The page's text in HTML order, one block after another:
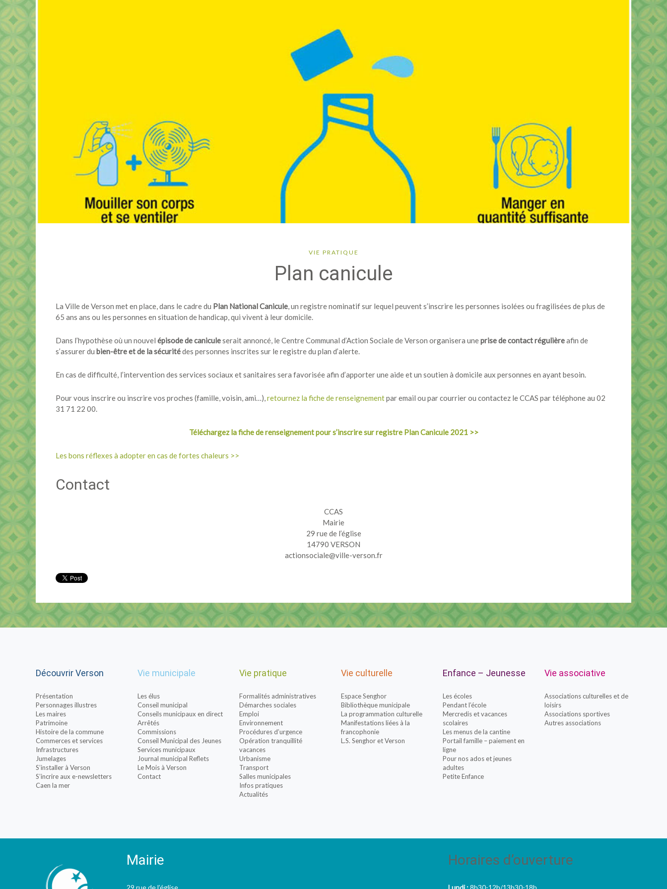
VIE PRATIQUE
Plan canicule
La Ville de Verson met en place, dans le cadre du Plan National Canicule, un registre nominatif sur lequel peuvent s’inscrire les personnes isolées ou fragilisées de plus de
65 ans ans ou les personnes en situation de handicap, qui vivent à leur domicile.
Dans l’hypothèse où un nouvel épisode de caniculeserait annoncé, le Centre Communal d’Action Sociale de Verson organisera uneprise de contact régulièreafin de
s’assurer du bien-être et de la sécuritédes personnes inscrites sur le registre du plan d’alerte.
En cas de difficulté, l’intervention des services sociaux et sanitaires sera favorisée afin d’apporter une aide et un soutien à domicile aux personnes en ayant besoin.
Pour vous inscrire ou inscrire vos proches (famille, voisin, ami…),retournez la fiche de renseignementpar email ou par courrier ou contactez le CCAS par téléphone au 02
31 71 22 00.
Téléchargez la fiche de renseignement pour s’inscrire sur registre Plan Canicule 2021 >>
Les bons réflexes à adopter en cas de fortes chaleurs >>
Contact
CCAS
Mairie
29 rue de l’église
14790 VERSON
actionsociale@ville-verson.fr
Découvrir Verson
Présentation
Personnages illustres
Les maires
Patrimoine
Histoire de la commune
Commerces et services
Infrastructures
Jumelages
S’installer à Verson
S’incrire aux e-newsletters
Caen la mer
Vie municipale
Les élus
Conseil municipal
Conseils municipaux en direct
Arrêtés
Commissions
Conseil Municipal des Jeunes
Services municipaux
Journal municipal Reflets
Le Mois à Verson
Contact
Vie pratique
Formalités administratives
Démarches sociales
Emploi
Environnement
Procédures d’urgence
Opération tranquillité
vacances
Urbanisme
Transport
Salles municipales
Infos pratiques
Actualités
Vie culturelle
Espace Senghor
Bibliothèque municipale
La programmation culturelle
Manifestations liées à la
francophonie
L.S. Senghor et Verson
Enfance – Jeunesse
Les écoles
Pendant l’école
Mercredis et vacances
scolaires
Les menus de la cantine
Portail famille – paiement en
ligne
Pour nos ados et jeunes
adultes
Petite Enfance
Vie associative
Associations culturelles et de
loisirs
Associations sportives
Autres associations
Mairie
29 rue de l’église
Horaires d’ouverture
Lundi :8h30-12h/13h30-18h